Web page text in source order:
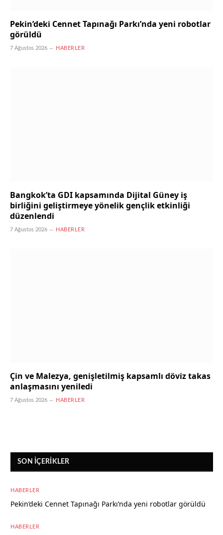
Pekin’deki Cennet Tapınağı Parkı’nda yeni robotlar
görüldü
7 Ağustos 2026 HABERLER
Bangkok’ta GDI kapsamında Dijital Güney iş
birliğini geliştirmeye yönelik gençlik etkinliği
düzenlendi
7 Ağustos 2026 HABERLER
Çin ve Malezya, genişletilmiş kapsamlı döviz takas
anlaşmasını yeniledi
7 Ağustos 2026 HABERLER
SON İÇERIKLER
HABERLER
Pekin’deki Cennet Tapınağı Parkı’nda yeni robotlar görüldü
HABERLER